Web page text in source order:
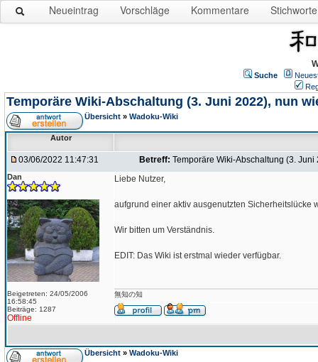
Neueintrag Vorschläge Kommentare Stichworte
Suche
Temporäre Wiki-Abschaltung (3. Juni 2022), nun
Übersicht » Wadoku-Wiki
Autor
03/06/2022 11:47:31 Betreff: Temporäre Wiki-Abschaltung (3.
Dan
Beigetreten: 24/05/2006
16:58:45
Beiträge: 1287
Offline
Liebe Nutzer,
aufgrund einer aktiv ausgenutzten Sicherheitslücke
Wir bitten um Verständnis.
EDIT: Das Wiki ist erstmal wieder verfügbar.
無知の知
Übersicht » Wadoku-Wiki